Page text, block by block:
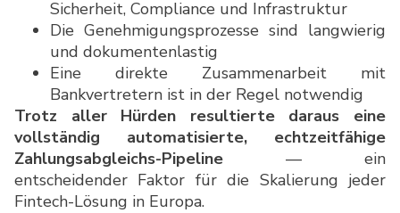
Sicherheit, Compliance und Infrastruktur
Die Genehmigungsprozesse sind langwierig
und dokumentenlastig
Eine direkte Zusammenarbeit mit
Bankvertretern ist in der Regel notwendig
Trotz aller Hürden resultierte daraus eine
vollständig automatisierte, echtzeitfähige
Zahlungsabgleichs-Pipeline — ein
entscheidender Faktor für die Skalierung jeder
Fintech-Lösung in Europa.